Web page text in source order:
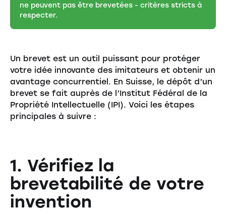
ne peuvent pas être brevetées - critères stricts à
respecter.
Un brevet est un outil puissant pour protéger
votre idée innovante des imitateurs et obtenir un
avantage concurrentiel. En Suisse, le dépôt d’un
brevet se fait auprès de l’Institut Fédéral de la
Propriété Intellectuelle (IPI). Voici les étapes
principales à suivre :
1. Vérifiez la
brevetabilité de votre
invention